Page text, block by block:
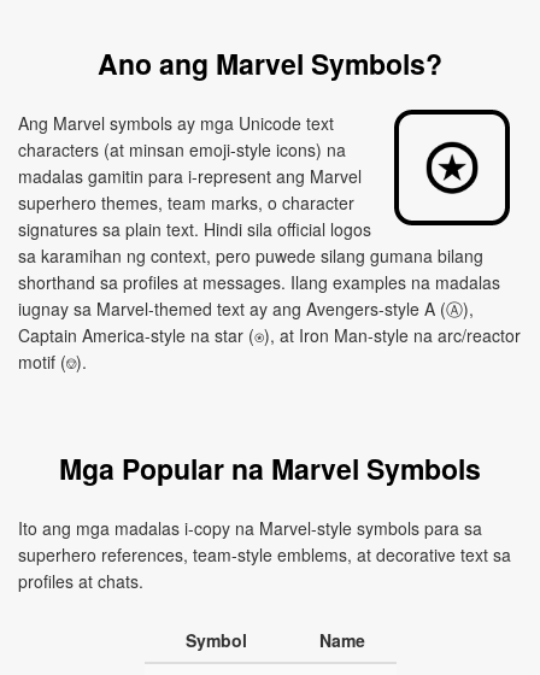
Ano ang Marvel Symbols?
Ang Marvel symbols ay mga Unicode text
characters (at minsan emoji-style icons) na
madalas gamitin para i-represent ang Marvel
superhero themes, team marks, o character
signatures sa plain text. Hindi sila official logos
sa karamihan ng context, pero puwede silang gumana bilang
shorthand sa profiles at messages. Ilang examples na madalas
iugnay sa Marvel-themed text ay ang Avengers-style A (Ⓐ),
Captain America-style na star (⍟), at Iron Man-style na arc/reactor
motif (⎊).
Mga Popular na Marvel Symbols
Ito ang mga madalas i-copy na Marvel-style symbols para sa
superhero references, team-style emblems, at decorative text sa
profiles at chats.
Symbol Name